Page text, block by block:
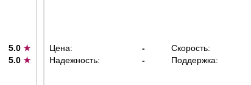
5.0 ★
5.0 ★
Цена: - Скорость:
Надежность:
- Поддержка: